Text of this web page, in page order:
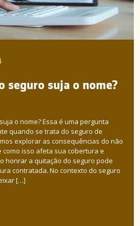
seguro suja o nome?
o nome? Essa é uma pergunta
quando se trata do seguro de
explorar as consequências do não
isso afeta sua cobertura e
honrar a quitação do seguro pode
contratada. No contexto do seguro
[…]